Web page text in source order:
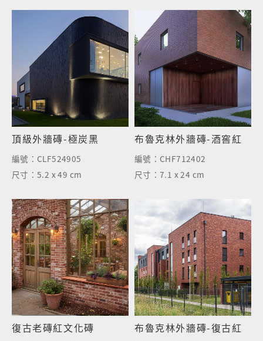
L
頂級外牆磚-極炭黑
編號： CLF524905
尺寸：5.2 x 49 cm
布魯克林外牆磚-酒窖紅
編號： CHF712402
尺寸：7.1 x 24 cm
復古老磚紅文化磚 布魯克林外牆磚-復古紅